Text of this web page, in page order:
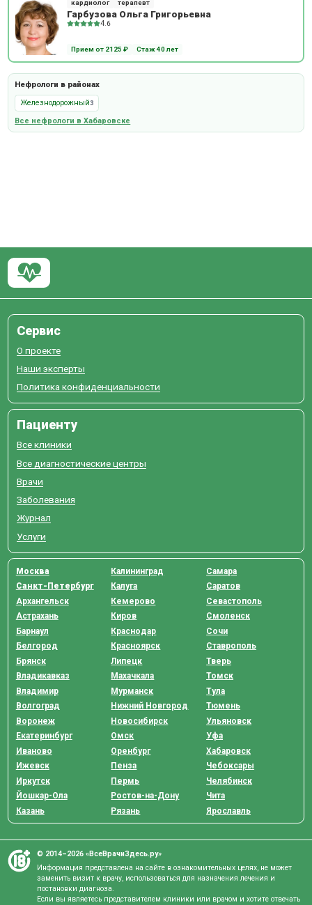
кардиолог терапевт
Гарбузова Ольга Григорьевна
4.6
Прием от 2125 ₽ Стаж 40 лет
Нефрологи в районах
Железнодорожный3
Все нефрологи в Хабаровске
Сервис
О проекте
Наши эксперты
Политика конфиденциальности
Пациенту
Все клиники
Все диагностические центры
Врачи
Заболевания
Журнал
Услуги
Москва
Санкт-Петербург
Архангельск
Астрахань
Барнаул
Белгород
Брянск
Владикавказ
Владимир
Волгоград
Воронеж
Екатеринбург
Иваново
Ижевск
Иркутск
Йошкар-Ола
Казань
Калининград
Калуга
Кемерово
Киров
Краснодар
Красноярск
Липецк
Махачкала
Мурманск
Нижний Новгород
Новосибирск
Омск
Оренбург
Пенза
Пермь
Ростов-на-Дону
Рязань
Самара
Саратов
Севастополь
Смоленск
Сочи
Ставрополь
Тверь
Томск
Тула
Тюмень
Ульяновск
Уфа
Хабаровск
Чебоксары
Челябинск
Чита
Ярославль
© 2014–2026 «ВсеВрачиЗдесь.ру»
Информация представлена на сайте в ознакомительных целях, не может
заменить визит к врачу, использоваться для назначения лечения и
постановки диагноза.
Если вы являетесь представителем клиники или врачом и хотите отвечать